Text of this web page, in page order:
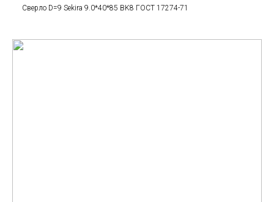
Сверло D=9 Sekira 9.0*40*85 BK8 ГОСТ 17274-71